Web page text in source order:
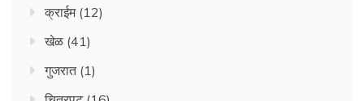
क्राईम(12)
खेळ (41)
गुजरात(1)